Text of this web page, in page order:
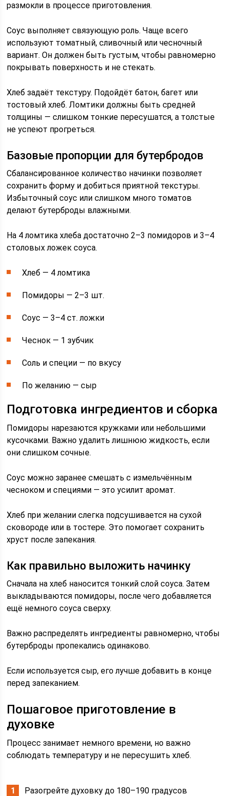
размокли в процессе приготовления.
Соус выполняет связующую роль. Чаще всего
используют томатный, сливочный или чесночный
вариант. Он должен быть густым, чтобы равномерно
покрывать поверхность и не стекать.
Хлеб задаёт текстуру. Подойдёт батон, багет или
тостовый хлеб. Ломтики должны быть средней
толщины — слишком тонкие пересушатся, а толстые
не успеют прогреться.
Базовые пропорции для бутербродов
Сбалансированное количество начинки позволяет
сохранить форму и добиться приятной текстуры.
Избыточный соус или слишком много томатов
делают бутерброды влажными.
На 4 ломтика хлеба достаточно 2–3 помидоров и 3–4
столовых ложек соуса.
Хлеб — 4 ломтика
Помидоры — 2–3 шт.
Соус — 3–4 ст. ложки
Чеснок — 1 зубчик
Соль и специи — по вкусу
По желанию — сыр
Подготовка ингредиентов и сборка
Помидоры нарезаются кружками или небольшими
кусочками. Важно удалить лишнюю жидкость, если
они слишком сочные.
Соус можно заранее смешать с измельчённым
чесноком и специями — это усилит аромат.
Хлеб при желании слегка подсушивается на сухой
сковороде или в тостере. Это помогает сохранить
хруст после запекания.
Как правильно выложить начинку
Сначала на хлеб наносится тонкий слой соуса. Затем
выкладываются помидоры, после чего добавляется
ещё немного соуса сверху.
Важно распределять ингредиенты равномерно, чтобы
бутерброды пропекались одинаково.
Если используется сыр, его лучше добавить в конце
перед запеканием.
Пошаговое приготовление в
духовке
Процесс занимает немного времени, но важно
соблюдать температуру и не пересушить хлеб.
Разогрейте духовку до 180–190 градусов